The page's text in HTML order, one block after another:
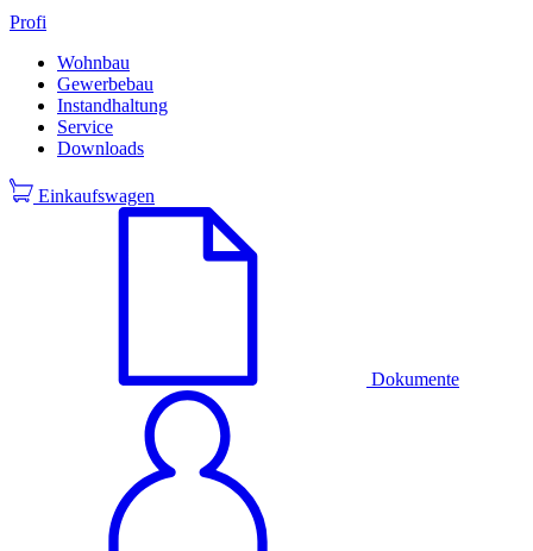
Profi
Wohnbau
Gewerbebau
Instandhaltung
Service
Downloads
Einkaufswagen
Dokumente